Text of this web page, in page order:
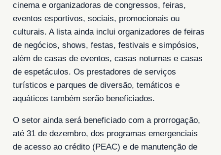
cinema e organizadoras de congressos, feiras,
eventos esportivos, sociais, promocionais ou
culturais. A lista ainda inclui organizadores de feiras
de negócios, shows, festas, festivais e simpósios,
além de casas de eventos, casas noturnas e casas
de espetáculos. Os prestadores de serviços
turísticos e parques de diversão, temáticos e
aquáticos também serão beneficiados.
O setor ainda será beneficiado com a prorrogação,
até 31 de dezembro, dos programas emergenciais
de acesso ao crédito (PEAC) e de manutenção de